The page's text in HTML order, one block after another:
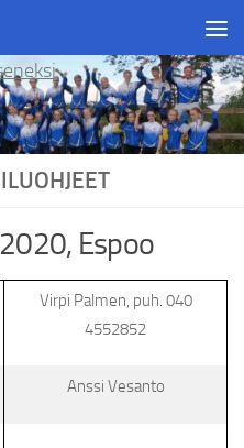
Espoo
Virpi Palmen, puh. 040
4552852
Anssi Vesanto